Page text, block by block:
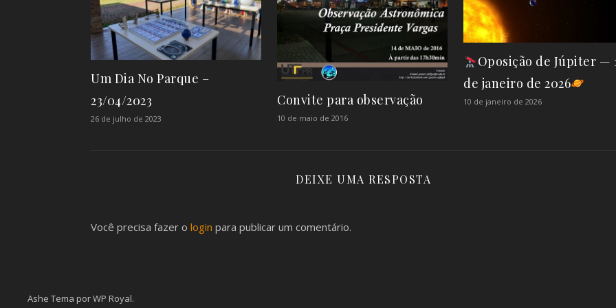
Um Dia No Parque –
23/04/2023
26 de julho de 2023
Convite para observação
10 de maio de 2016
Oposição de Júpiter —
de janeiro de 2026
10 de janeiro de 2026
DEIXE UMA RESPOSTA
Você precisa fazer o login para publicar um comentário.
Ashe Tema porWP Royal.